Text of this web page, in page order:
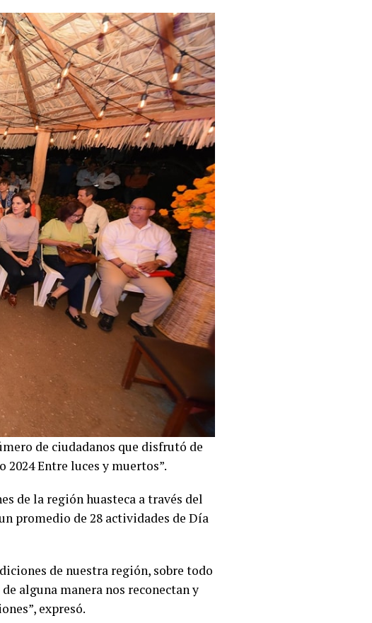
de ciudadanos que disfrutó de
Entre luces y muertos”.
de la región huasteca a través del
promedio de 28 actividades de Día
de nuestra región, sobre todo
alguna manera nos reconectan y
expresó.